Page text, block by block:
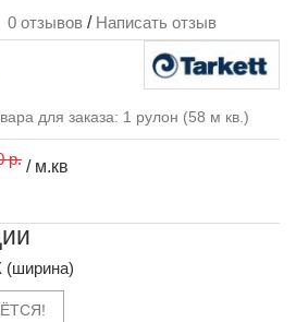
0 отзывов / Написать отзыв
для заказа: 1 рулон (58 м кв.)
р. / м.кв